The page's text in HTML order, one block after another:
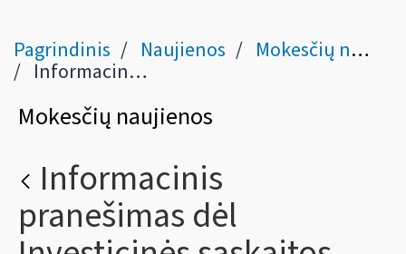
Pagrindinis Naujienos Mokesčių naujienos
Informacinis pranešimas dėl Investicinės sąskaitos deklaravimo ir informacijos, reikalingos pajamų mokesčiui apskaičiuoti nuo per investicinę sąskaitą gautų pajamų pateikimo mokesčių administratoriui tvarkos patvirtinimo
Mokesčių naujienos
Informacinis
pranešimas dėl